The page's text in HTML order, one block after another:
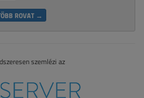
ROVAT →
szemlézi az